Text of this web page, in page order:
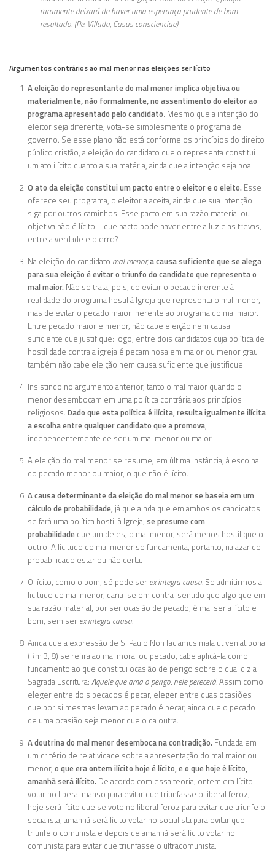
raramente deixará de haver uma esperança prudente de bom
resultado. (Pe. Villada, Casus conscienciae)
Argumentos contrários ao mal menor nas eleições ser lícito
A eleição do representante do mal menor implica objetiva ou
materialmente, não formalmente, no assentimento do eleitor ao
programa apresentado pelo candidato. Mesmo que a intenção do
eleitor seja diferente, vota-se simplesmente o programa de
governo. Se esse plano não está conforme os princípios do direito
público cristão, a eleição do candidato que o representa constitui
um ato ilícito quanto a sua matéria, ainda que a intenção seja boa.
O ato da eleição constitui um pacto entre o eleitor e o eleito. Esse
oferece seu programa, o eleitor a aceita, ainda que sua intenção
siga por outros caminhos. Esse pacto em sua razão material ou
objetiva não é lícito – que pacto pode haver entre a luz e as trevas,
entre a verdade e o erro?
Na eleição do candidato mal menor,a causa suficiente que se alega
para sua eleição é evitar o triunfo do candidato que representa o
mal maior. Não se trata, pois, de evitar o pecado inerente à
realidade do programa hostil à Igreja que representa o mal menor,
mas de evitar o pecado maior inerente ao programa do mal maior.
Entre pecado maior e menor, não cabe eleição nem causa
suficiente que justifique: logo, entre dois candidatos cuja política de
hostilidade contra a igreja é pecaminosa em maior ou menor grau
também não cabe eleição nem causa suficiente que justifique.
Insistindo no argumento anterior, tanto o mal maior quando o
menor desembocam em uma política contrária aos princípios
religiosos. Dado que esta política é ilícita, resulta igualmente ilícita
a escolha entre qualquer candidato que a promova,
independentemente de ser um mal menor ou maior.
A eleição do mal menor se resume, em última instância, à escolha
do pecado menor ou maior, o que não é lícito.
A causa determinante da eleição do mal menor se baseia em um
cálculo de probabilidade, já que ainda que em ambos os candidatos
se fará uma política hostil à Igreja, se presume com
probabilidade que um deles, o mal menor, será menos hostil que o
outro. A licitude do mal menor se fundamenta, portanto, na azar de
probabilidade estar ou não certa.
O lícito, como o bom, só pode ser ex integra causa. Se admitirmos a
licitude do mal menor, daria-se em contra-sentido que algo que em
sua razão material, por ser ocasião de pecado, é mal seria lícito e
bom, sem ser ex integra causa.
Ainda que a expressão de S. Paulo Non faciamus mala ut veniat bona
(Rm 3, 8) se refira ao mal moral ou pecado, cabe aplicá-la como
fundamento ao que constitui ocasião de perigo sobre o qual diz a
Sagrada Escritura: Aquele que ama o perigo, nele perecerá.Assim como
eleger entre dois pecados é pecar, eleger entre duas ocasiões
que por si mesmas levam ao pecado é pecar, ainda que o pecado
de uma ocasião seja menor que o da outra.
A doutrina do mal menor desemboca na contradição. Fundada em
um critério de relatividade sobre a apresentação do mal maior ou
menor, o que era ontem ilícito hoje é lícito, e o que hoje é lícito,
amanhã será ilícito. De acordo com essa teoria, ontem era lícito
votar no liberal manso para evitar que triunfasse o liberal feroz,
hoje será lícito que se vote no liberal feroz para evitar que triunfe o
socialista, amanhã será lícito votar no socialista para evitar que
triunfe o comunista e depois de amanhã será lícito votar no
comunista para evitar que triunfasse o ultracomunista.